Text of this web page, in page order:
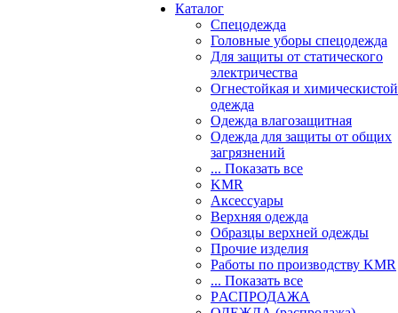
Каталог
Спецодежда
Головные уборы спецодежда
Для защиты от статического
электричества
Огнестойкая и
одежда
Одежда влагозащитная
Одежда для защиты от общих
загрязнений
... Показать все
KMR
Аксессуары
Верхняя одежда
Образцы верхней одежды
Прочие изделия
Работы по производству KMR
... Показать все
PАСПРОДАЖА